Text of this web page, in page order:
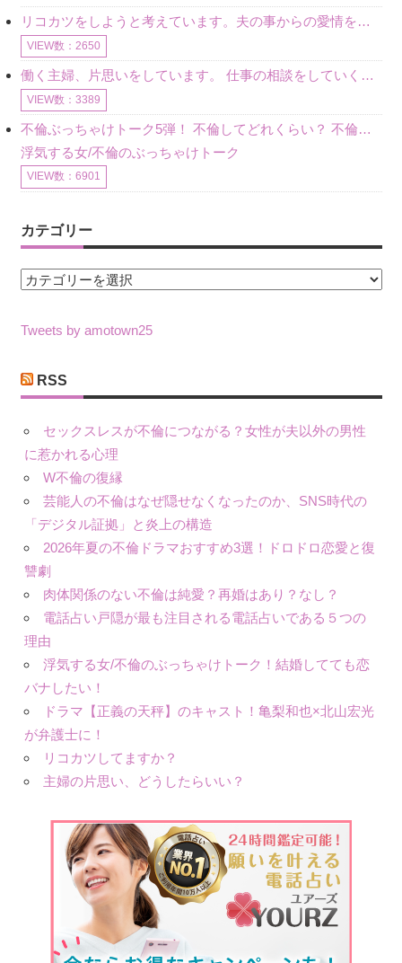
リコカツをしようと考えています。夫の事からの愛情を全く感じません。子供がいるので、子供が成長するまではと我慢しています。 まず、お金が必要だと考え、仕事の量も増やしました。ところが、夫は働かず、結局は
VIEW数：2650
働く主婦、片思いをしています。 仕事の相談をしていくうちに、彼のことを好きになりました。私には夫も子供もいます。不倫をしているわけでもなく、もちろん、この気持ちは誰にも話していません。 ラインをする関
VIEW数：3389
不倫ぶっちゃけトーク5弾！ 不倫してどれくらい？ 不倫のあれこれを、なんでもどうぞ♪♪
浮気する女/不倫のぶっちゃけトーク
VIEW数：6901
カテゴリー
カ
ゴ
ー
Tweets by amotown25
RSS
セックスレスが不倫につながる？女性が夫以外の男性
に惹かれる心理
W不倫の復縁
芸能人の不倫はなぜ隠せなくなったのか、SNS時代の
「デジタル証拠」と炎上の構造
2026年夏の不倫ドラマおすすめ3選！ドロドロ恋愛と復
讐劇
肉体関係のない不倫は純愛？再婚はあり？なし？
電話占い戸隠が最も注目される電話占いである５つの
理由
浮気する女/不倫のぶっちゃけトーク！結婚してても恋
バナしたい！
ドラマ【正義の天秤】のキャスト！亀梨和也×北山宏光
が弁護士に！
リコカツしてますか？
主婦の片思い、どうしたらいい？